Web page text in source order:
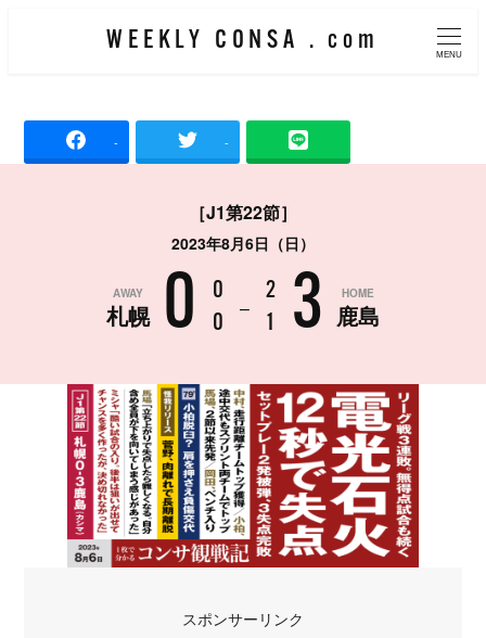
コ
ン
WEEKLY CONSA . com
MENU
- -
［J1第22節］
2023年8月6日（日）
AWAY
札幌 0
0
0
–
2
1
3 HOME
鹿島
スポンサーリンク